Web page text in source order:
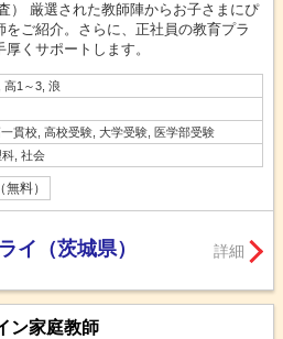
） 厳選された教師陣からお子さまにぴ
をご紹介。さらに、正社員の教育プラ
くサポートします。
高1～3, 浪
貫校, 高校受験, 大学受験, 医学部受験
, 社会
料）
イ（茨城県） 詳細
ン家庭教師